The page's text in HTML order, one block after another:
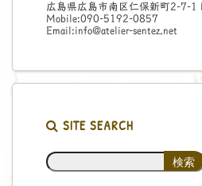
広島県広島市南区仁保新町2-7-1
Mobile:090-5192-0857
Email:info@atelier-sentez.net
SITE SEARCH